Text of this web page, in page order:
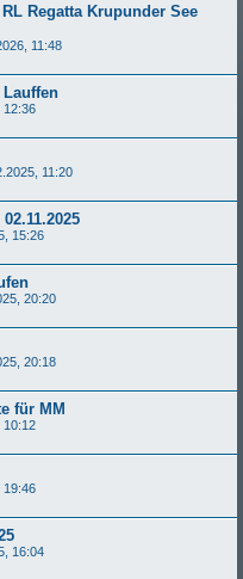
Regatta Krupunder See
11:48
Lauffen
12:36
11:20
15:26
20:20
20:18
für MM
10:12
19:46
16:04